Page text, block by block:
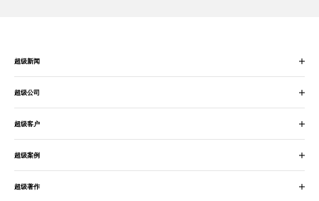
超级新闻
超级公司
超级客户
超级案例
超级著作